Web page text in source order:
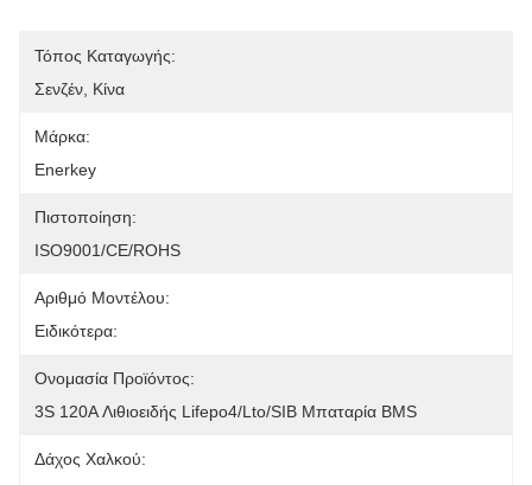
Τόπος Καταγωγής:
Σενζέν, Κίνα
Μάρκα:
Enerkey
Πιστοποίηση:
ISO9001/CE/ROHS
Αριθμό Μοντέλου:
Ειδικότερα:
Ονομασία Προϊόντος:
3S 120A Λιθιοειδής Lifepo4/Lto/SIB Μπαταρία BMS
Δάχος Χαλκού: